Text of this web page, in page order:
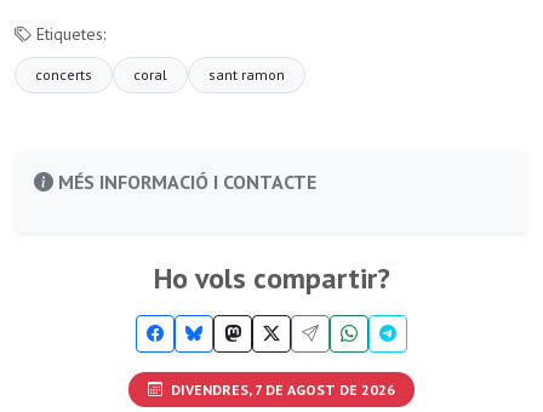
Etiquetes:
concerts coral sant ramon
MÉS INFORMACIÓ I CONTACTE
Ho vols compartir?
DIVENDRES, 7 DE AGOST DE 2026